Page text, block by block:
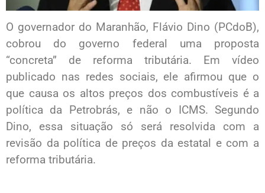
O governador do Maranhão, Flávio Dino (PCdoB),
cobrou do governo federal uma proposta
“concreta” de reforma tributária. Em vídeo
publicado nas redes sociais, ele afirmou que o
que causa os altos preços dos combustíveis é a
política da Petrobrás, e não o ICMS. Segundo
Dino, essa situação só será resolvida com a
revisão da política de preços da estatal e com a
reforma tributária.